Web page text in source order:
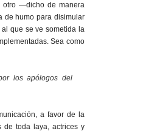
otro —dicho de manera
de humo para disimular
que se ve sometida la
Sea como
los apólogos del
a favor de la
de toda laya, actrices y